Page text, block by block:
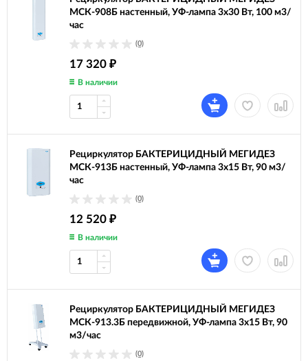
МСК-908Б настенный, УФ-лампа 3х30 Вт, 100 м3/
час
(0)
17 320 ₽
В наличии
Рециркулятор БАКТЕРИЦИДНЫЙ МЕГИДЕЗ
МСК-913Б настенный, УФ-лампа 3х15 Вт, 90 м3/
час
(0)
12 520 ₽
В наличии
Рециркулятор БАКТЕРИЦИДНЫЙ МЕГИДЕЗ
МСК-913.3Б передвижной, УФ-лампа 3х15 Вт, 90
м3/час
(0)